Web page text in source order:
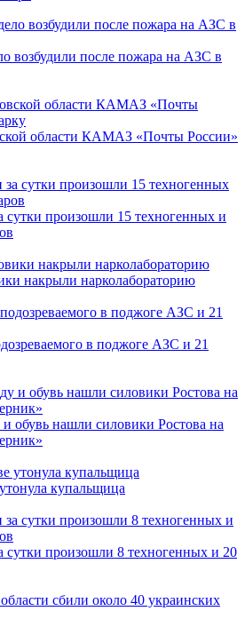
возбудили после пожара на АЗС в
области КАМАЗ «Почты России»
сутки произошли 15 техногенных и
накрыли нарколабораторию
в поджоге АЗС и 21
обувь нашли силовики Ростова на
купальщица
сутки произошли 8 техногенных и 20